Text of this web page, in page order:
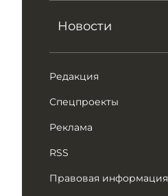
Новости
Редакция
Спецпроекты
Реклама
RSS
Правовая информация